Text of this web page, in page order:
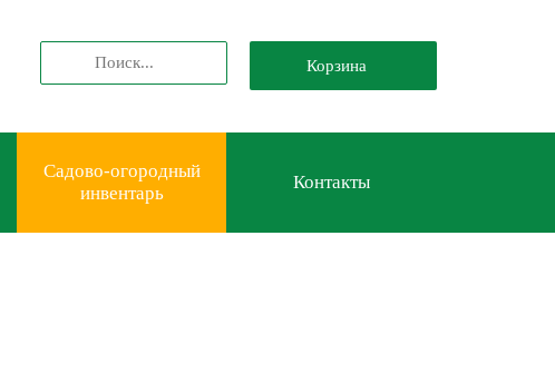
Корзина
Садово-огородный
инвентарь
Контакты